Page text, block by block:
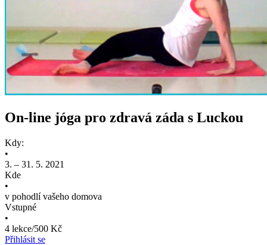
On-line jóga pro zdravá záda s Luckou
Kdy:
•
3. – 31. 5. 2021
Kde
•
v pohodlí vašeho domova
Vstupné
•
4 lekce/500 Kč
Přihlásit se